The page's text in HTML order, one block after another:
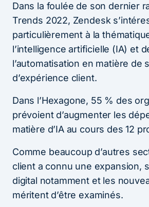
Dans la foulée de son dernier
Trends 2022, Zendesk
particulièrement à la
l’intelligence artificielle (IA) et
l’automatisation en matière de
d’expérience client.
Dans l’Hexagone, 55 % des
prévoient d’augmenter les
matière d’IA au cours des 12
Comme beaucoup d’autres
client a connu une expansion,
digital notamment et les
méritent d’être examinés.